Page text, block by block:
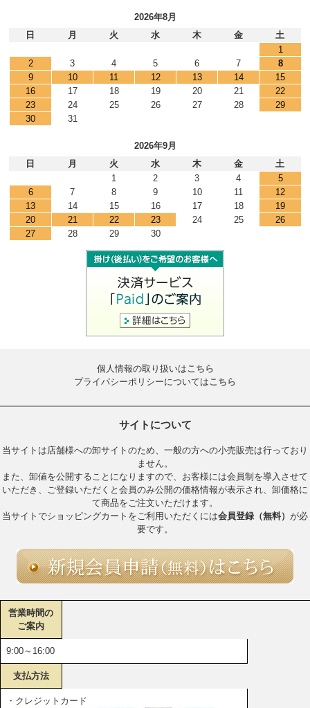
2026年8月
日
月 火 水 木 金
土
1
2
3 4 5 6 7
8
9
10 11 12 13 14
15
16
17 18 19 20 21
22
23
24 25 26 27 28
29
30
31
2026年9月
日
月 火 水 木 金
土
1
2 3 4
5
6
7 8 9 10 11
12
13
14 15 16 17 18
19
20
21 22 23 24 25
26
27
28 29 30
個人情報の取り扱いはこちら
プライバシーポリシーについてはこちら
サイトについて
当サイトは店舗様への卸サイトのため、一般の方への小売販売は行っており
ません。
また、卸値を公開することになりますので、お客様には会員制を導入させて
いただき、ご登録いただくと会員のみ公開の価格情報が表示され、卸価格に
て商品をご注文いただけます。
当サイトでショッピングカートをご利用いただくには会員登録（無料） が必
要です。
営業時間の
ご案内
9:00～16:00
支払方法
・クレジットカード